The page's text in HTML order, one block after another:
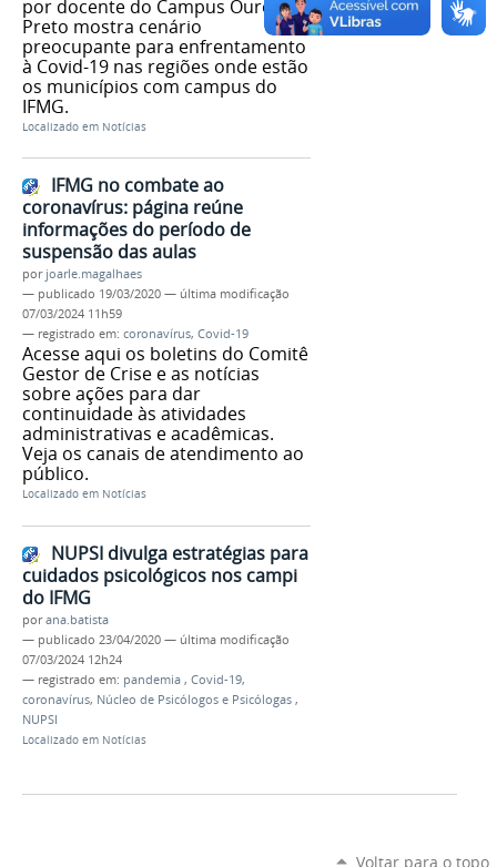
por docente do Campus Ouro
Preto mostra cenário
preocupante para enfrentamento
à Covid-19 nas regiões onde estão
os municípios com campus do
IFMG.
Localizado em Notícias
IFMG no combate ao
coronavírus: página reúne
informações do período de
suspensão das aulas
por joarle.magalhaes
— publicado 19/03/2020 — última modificação
07/03/2024 11h59
— registrado em: coronavírus, Covid-19
Acesse aqui os boletins do Comitê
Gestor de Crise e as notícias
sobre ações para dar
continuidade às atividades
administrativas e acadêmicas.
Veja os canais de atendimento ao
público.
Localizado em Notícias
NUPSI divulga estratégias para
cuidados psicológicos nos campi
do IFMG
porana.batista
— publicado 23/04/2020 — última modificação
07/03/2024 12h24
— registrado em: pandemia , Covid-19,
coronavírus, Núcleo de Psicólogos e Psicólogas ,
NUPSI
Localizado em Notícias
Voltar para o topo